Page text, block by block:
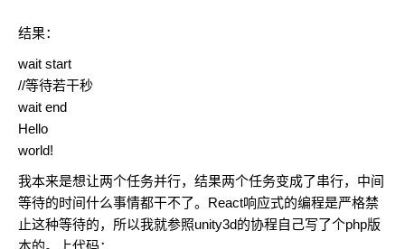
结果：
wait start
//等待若干秒
wait end
Hello
world!
我本来是想让两个任务并行，结果两个任务变成了串行，中间
等待的时间什么事情都干不了。React响应式的编程是严格禁
止这种等待的，所以我就参照unity3d的协程自己写了个php版
本的。上代码：